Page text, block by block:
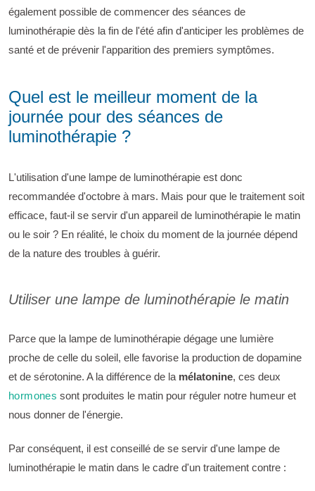
également possible de commencer des séances de
luminothérapie dès la fin de l'été afin d'anticiper les problèmes de
santé et de prévenir l'apparition des premiers symptômes.
Quel est le meilleur moment de la
journée pour des séances de
luminothérapie ?
L'utilisation d'une lampe de luminothérapie est donc
recommandée d'octobre à mars. Mais pour que le traitement soit
efficace, faut-il se servir d'un appareil de luminothérapie le matin
ou le soir ? En réalité, le choix du moment de la journée dépend
de la nature des troubles à guérir.
Utiliser une lampe de luminothérapie le matin
Parce que la lampe de luminothérapie dégage une lumière
proche de celle du soleil, elle favorise la production de dopamine
et de sérotonine. A la différence de la mélatonine, ces deux
hormones sont produites le matin pour réguler notre humeur et
nous donner de l'énergie.
Par conséquent, il est conseillé de se servir d'une lampe de
luminothérapie le matin dans le cadre d'un traitement contre :